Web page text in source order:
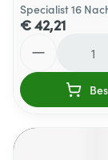
Specialist 16
€ 42,21